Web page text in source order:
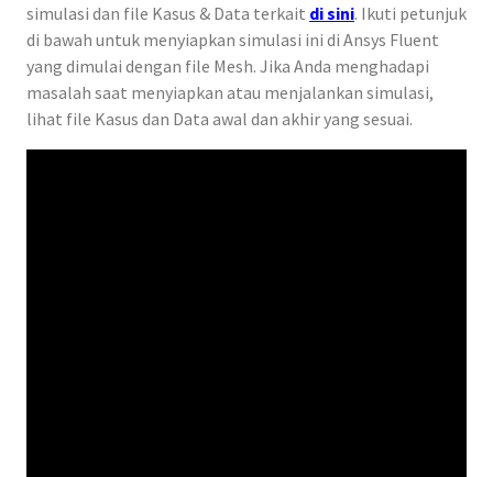
simulasi dan file Kasus & Data terkait di sini. Ikuti petunjuk
di bawah untuk menyiapkan simulasi ini di Ansys Fluent
yang dimulai dengan file Mesh. Jika Anda menghadapi
masalah saat menyiapkan atau menjalankan simulasi,
lihat file Kasus dan Data awal dan akhir yang sesuai.